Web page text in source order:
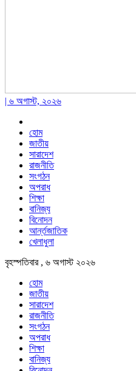
| ৬ অগাস্ট, ২০২৬
হোম
জাতীয়
সারাদেশ
রাজনীতি
সংগঠন
অপরাধ
শিক্ষা
বানিজ্য
বিনোদন
আর্ন্তজাতিক
খেলাধুলা
বৃহস্পতিবার , ৬ অগাস্ট ২০২৬
হোম
জাতীয়
সারাদেশ
রাজনীতি
সংগঠন
অপরাধ
শিক্ষা
বানিজ্য